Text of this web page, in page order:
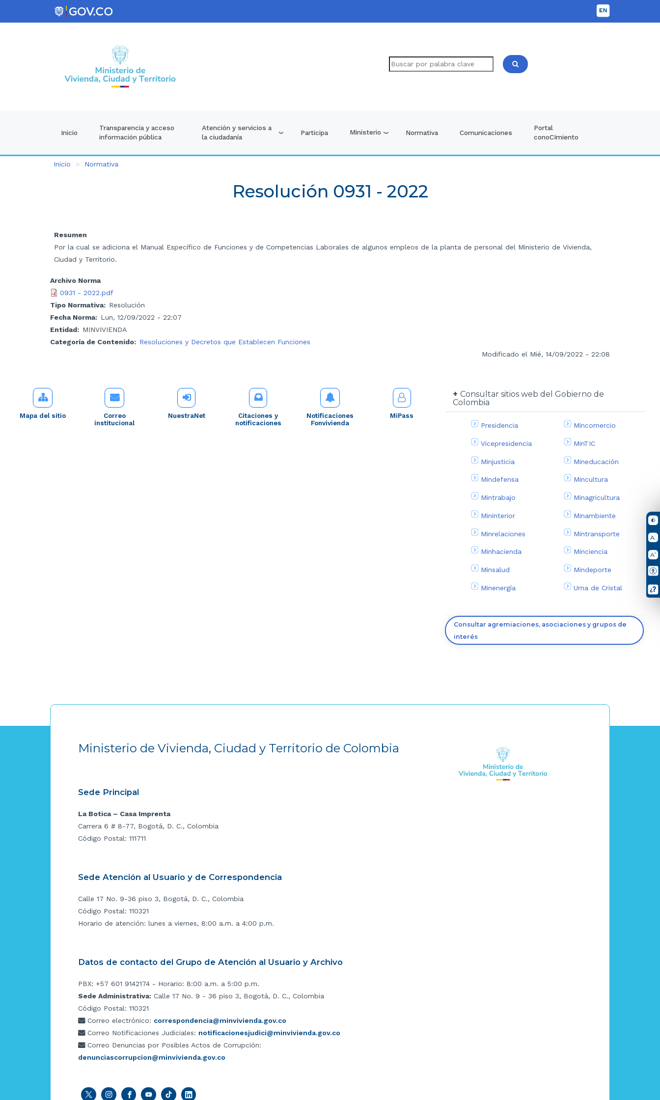
Inicio
Transparencia y acceso
información pública
Atención y servicios a
la ciudadanía
Participa Ministerio Normativa Comunicaciones
Portal
conoCImiento
Inicio Normativa
Resolución 0931 - 2022
Resumen
Por la cual se adiciona el Manual Específico de Funciones y de Competencias Laborales de algunos empleos de la planta de personal del Ministerio de Vivienda,
Ciudad y Territorio.
Archivo Norma
0931 - 2022.pdf
Tipo Normativa
Resolución
Fecha Norma
Lun, 12/09/2022 - 22:07
Entidad
MINVIVIENDA
Categoría de Contenido
Resoluciones y Decretos que Establecen Funciones
Modificado el Mié, 14/09/2022 - 22:08
Mapa del sitio
Correo
institucional
NuestraNet
Citaciones y
notificaciones
Notificaciones
Fonvivienda
MiPass
Consultar sitios web del Gobierno de
Colombia
Presidencia
Vicepresidencia
Minjusticia
Mindefensa
Mintrabajo
Mininterior
Minrelaciones
Minhacienda
Minsalud
Minenergía
Mincomercio
MinTIC
Mineducación
Mincultura
Minagricultura
Minambiente
Mintransporte
Minciencia
Mindeporte
Urna de Cristal
Consultar agremiaciones, asociaciones y grupos de
interés
Ministerio de Vivienda, Ciudad y Territorio de Colombia
Sede Principal
La Botica – Casa Imprenta
Carrera 6 # 8-77, Bogotá, D. C., Colombia
Código Postal: 111711
Sede Atención al Usuario y de Correspondencia
Calle 17 No. 9-36 piso 3, Bogotá, D. C., Colombia
Código Postal: 110321
Horario de atención: lunes a viernes, 8:00 a.m. a 4:00 p.m.
Datos de contacto del Grupo de Atención al Usuario y Archivo
PBX: +57 601 9142174 - Horario: 8:00 a.m. a 5:00 p.m.
Sede Administrativa: Calle 17 No. 9 - 36 piso 3, Bogotá, D. C., Colombia
Código Postal: 110321
Correo electrónico: correspondencia@minvivienda.gov.co
Correo Notificaciones Judiciales: notificacionesjudici@minvivienda.gov.co
Correo Denuncias por Posibles Actos de Corrupción:
denunciascorrupcion@minvivienda.gov.co